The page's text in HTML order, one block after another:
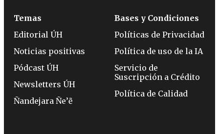
Temas
Editorial ÚH
Noticias positivas
Pódcast ÚH
Newsletters ÚH
Ñandejara Ñe’ẽ
Bases y Condiciones
Políticas de Privacidad
Política de uso de la IA
Servicio de
Suscripción a Crédito
Política de Calidad